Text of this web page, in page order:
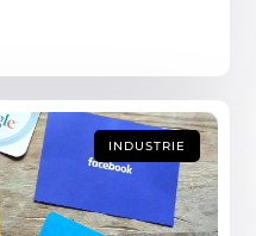
INDUSTRIE